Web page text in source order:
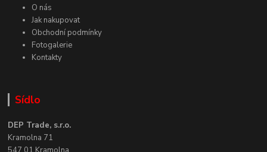
O nás
Jak nakupovat
Obchodní podmínky
Fotogalerie
Kontakty
Sídlo
DEP Trade, s.r.o.
Kramolna 71